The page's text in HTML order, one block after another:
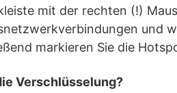
mit der rechten (!)
und
markieren Sie die
Verschlüsselung?